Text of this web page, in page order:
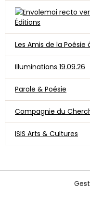
Éditions
Les Amis de la
Illuminations 19.09.26
Parole & Poésie
Compagnie du
ISIS Arts & Cultures